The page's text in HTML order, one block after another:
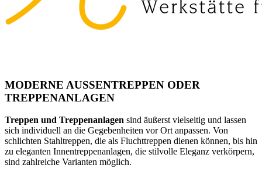
MODERNE AUSSENTREPPEN ODER
TREPPENANLAGEN
Treppen und Treppenanlagen sind äußerst vielseitig und lassen
sich individuell an die Gegebenheiten vor Ort anpassen. Von
schlichten Stahltreppen, die als Fluchttreppen dienen können, bis hin
zu eleganten Innentreppenanlagen, die stilvolle Eleganz verkörpern,
sind zahlreiche Varianten möglich.